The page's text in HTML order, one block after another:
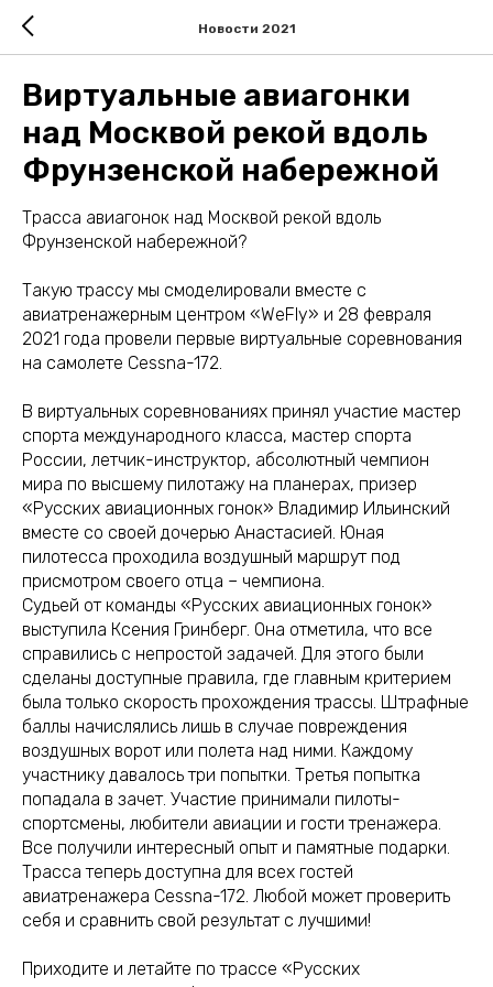
Новости 2021
Виртуальные авиагонки
над Москвой рекой вдоль
Фрунзенской набережной
Трасса авиагонок над Москвой рекой вдоль
Фрунзенской набережной?
Такую трассу мы смоделировали вместе с
авиатренажерным центром «WeFly» и 28 февраля
2021 года провели первые виртуальные соревнования
на самолете Cessna-172.
В виртуальных соревнованиях принял участие мастер
спорта международного класса, мастер спорта
России, летчик-инструктор, абсолютный чемпион
мира по высшему пилотажу на планерах, призер
«Русских авиационных гонок» Владимир Ильинский
вместе со своей дочерью Анастасией. Юная
пилотесса проходила воздушный маршрут под
присмотром своего отца – чемпиона.
Судьей от команды «Русских авиационных гонок»
выступила Ксения Гринберг. Она отметила, что все
справились с непростой задачей. Для этого были
сделаны доступные правила, где главным критерием
была только скорость прохождения трассы. Штрафные
баллы начислялись лишь в случае повреждения
воздушных ворот или полета над ними. Каждому
участнику давалось три попытки. Третья попытка
попадала в зачет. Участие принимали пилоты-
спортсмены, любители авиации и гости тренажера.
Все получили интересный опыт и памятные подарки.
Трасса теперь доступна для всех гостей
авиатренажера Cessna-172. Любой может проверить
себя и сравнить свой результат с лучшими!
Приходите и летайте по трассе «Русских